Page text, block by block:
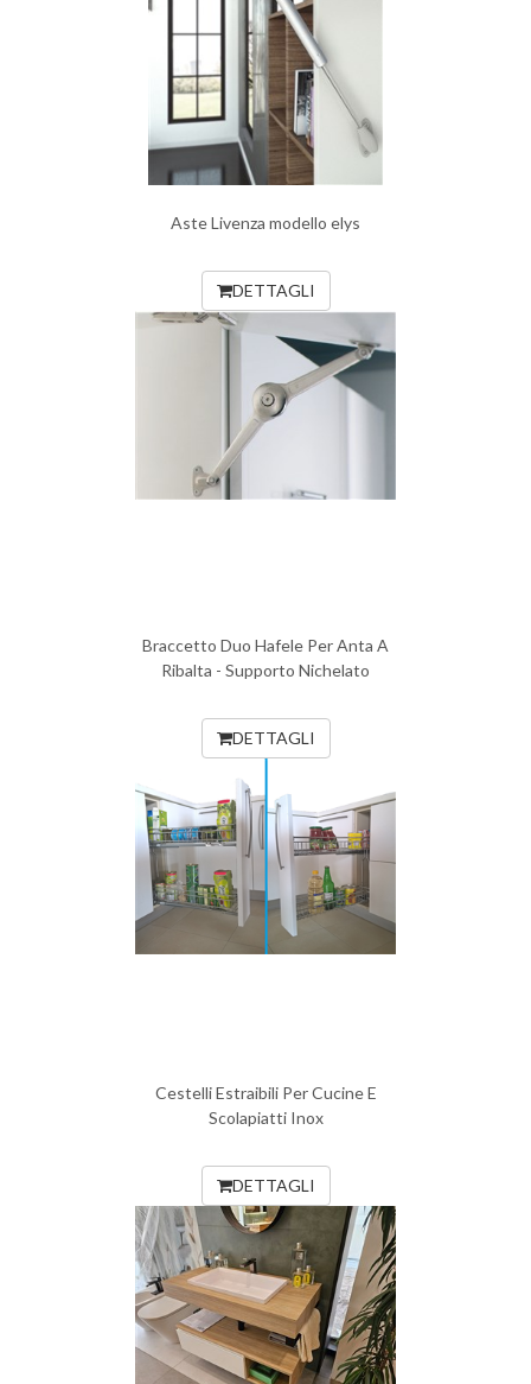
Aste Livenza modello elys
DETTAGLI
Braccetto Duo Hafele Per Anta A
Ribalta - Supporto Nichelato
DETTAGLI
Cestelli Estraibili Per Cucine E
Scolapiatti Inox
DETTAGLI